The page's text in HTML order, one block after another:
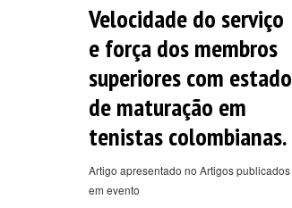
Velocidade do serviço
e força dos membros
superiores com estado
de maturação em
tenistas colombianas.
Artigo apresentado no Artigos publicados
em evento